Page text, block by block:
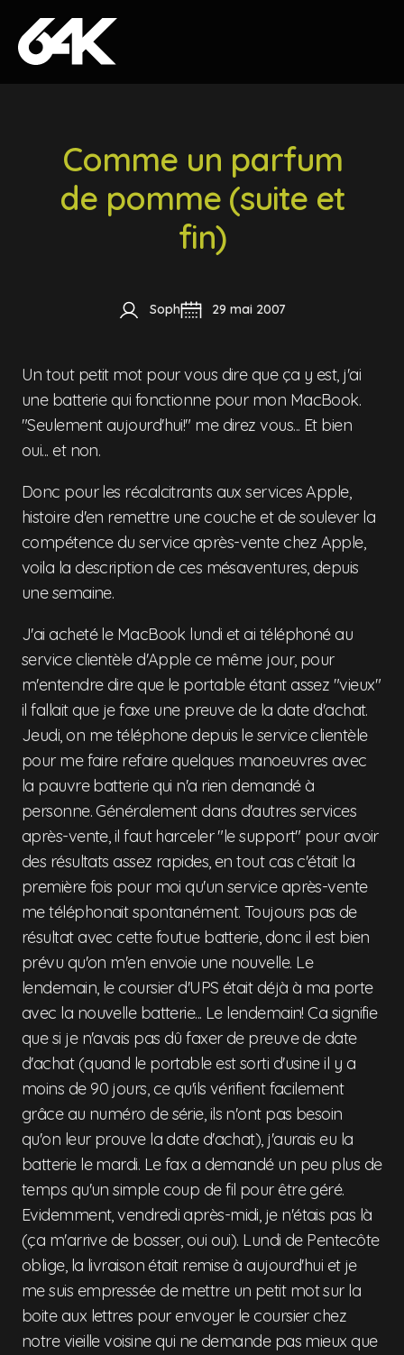
Skip to content
Comme un parfum
de pomme (suite et
fin)
Soph 29 mai 2007
Un tout petit mot pour vous dire que ça y est, j'ai
une batterie qui fonctionne pour mon MacBook.
"Seulement aujourd'hui!" me direz vous... Et bien
oui... et non.
Donc pour les récalcitrants aux services Apple,
histoire d'en remettre une couche et de soulever la
compétence du service après-vente chez Apple,
voila la description de ces mésaventures, depuis
une semaine.
J'ai acheté le MacBook lundi et ai téléphoné au
service clientèle d'Apple ce même jour, pour
m'entendre dire que le portable étant assez "vieux"
il fallait que je faxe une preuve de la date d'achat.
Jeudi, on me téléphone depuis le service clientèle
pour me faire refaire quelques manoeuvres avec
la pauvre batterie qui n'a rien demandé à
personne. Généralement dans d'autres services
après-vente, il faut harceler "le support" pour avoir
des résultats assez rapides, en tout cas c'était la
première fois pour moi qu'un service après-vente
me téléphonait spontanément. Toujours pas de
résultat avec cette foutue batterie, donc il est bien
prévu qu'on m'en envoie une nouvelle. Le
lendemain, le coursier d'UPS était déjà à ma porte
avec la nouvelle batterie... Le lendemain! Ca signifie
que si je n'avais pas dû faxer de preuve de date
d'achat (quand le portable est sorti d'usine il y a
moins de 90 jours, ce qu'ils vérifient facilement
grâce au numéro de série, ils n'ont pas besoin
qu'on leur prouve la date d'achat), j'aurais eu la
batterie le mardi. Le fax a demandé un peu plus de
temps qu'un simple coup de fil pour être géré.
Evidemment, vendredi après-midi, je n'étais pas là
(ça m'arrive de bosser, oui oui). Lundi de Pentecôte
oblige, la livraison était remise à aujourd'hui et je
me suis empressée de mettre un petit mot sur la
boite aux lettres pour envoyer le coursier chez
notre vieille voisine qui ne demande pas mieux que